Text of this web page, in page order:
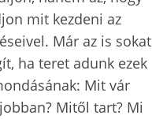
mit kezdeni az
Már az is sokat
ha teret adunk ezek
Mit vár
Mitől tart? Mi